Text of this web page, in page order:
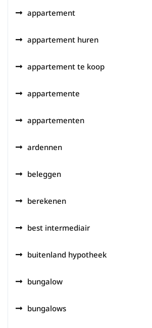
appartement
appartement huren
appartement te koop
appartemente
appartementen
ardennen
beleggen
berekenen
best intermediair
buitenland hypotheek
bungalow
bungalows